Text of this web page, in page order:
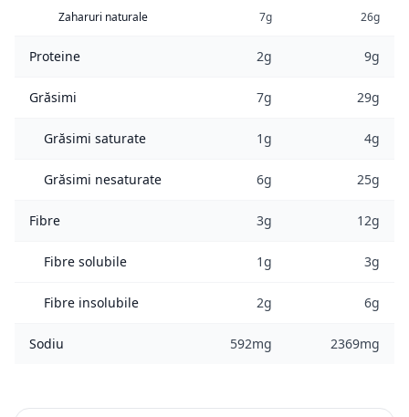
Zaharuri naturale 7g 26g
Proteine 2g 9g
Grăsimi 7g 29g
Grăsimi saturate 1g 4g
Grăsimi nesaturate 6g 25g
Fibre 3g 12g
Fibre solubile 1g 3g
Fibre insolubile 2g 6g
Sodiu 592mg 2369mg